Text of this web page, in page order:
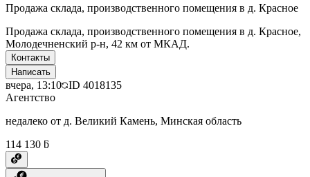
Продажа склада, производственного помещения в д. Красное
Продажа склада, производственного помещения в д. Красное,
Молодечненский р-н, 42 км от МКАД.
Контакты
Написать
вчера, 13:10 ID 4018135
Агентство
недалеко от д. Великий Камень, Минская область
114 130 ƃ